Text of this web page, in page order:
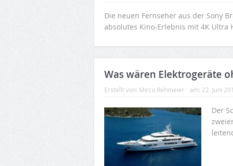
Die neuen Fernseher aus der Sony
absolutes Kino-Erlebnis mit 4K Ultra
Was wären Elektrogeräte
Erstellt von: Mirco Rehmeier am: 22. Juni
Der